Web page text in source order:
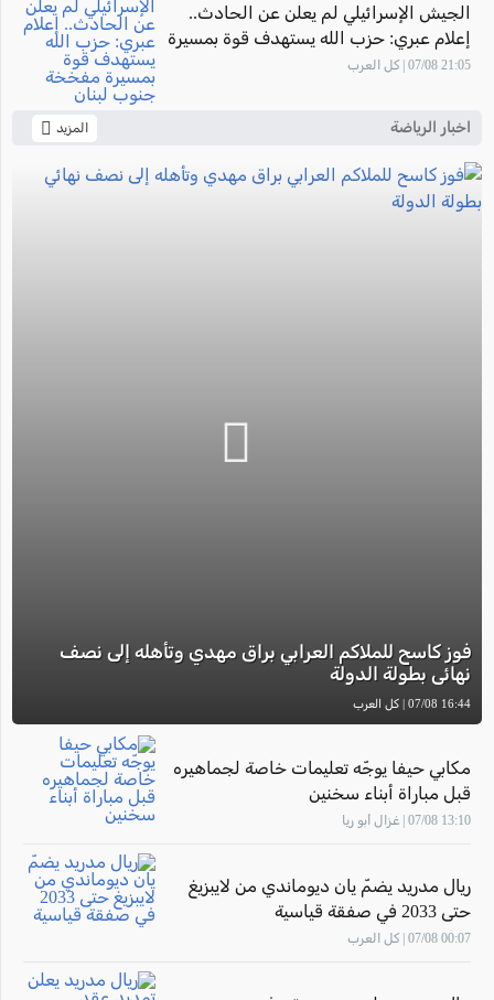
الجيش الإسرائيلي لم يعلن عن الحادث..
إعلام عبري: حزب الله يستهدف قوة بمسيرة
مفخخة جنوب لبنان
21:05 07/08 | كل العرب
اخبار الرياضة المزيد
فوز كاسح للملاكم العرابي براق مهدي وتأهله إلى نصف
نهائي بطولة الدولة
16:44 07/08 | كل العرب
مكابي حيفا يوجّه تعليمات خاصة لجماهيره
قبل مباراة أبناء سخنين
13:10 07/08 | غزال أبو ريا
ريال مدريد يضمّ يان ديوماندي من لايبزيغ
حتى 2033 في صفقة قياسية
00:07 07/08 | كل العرب